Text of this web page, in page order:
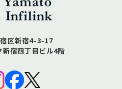
区新宿4-3-17
新宿四丁目ビル4階